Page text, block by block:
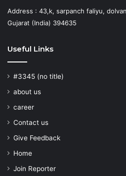
Address : 43,k, sarpanch faliyu,
Gujarat (India) 394635
Useful Links
#3345 (no title)
about us
career
Contact us
Give Feedback
Home
Join Reporter